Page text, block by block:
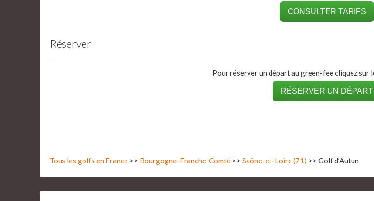
CONSULTER TARIFS
Réserver
Pour réserver un départ au green-fee cliquez sur
RÉSERVER UN DÉPART
Tous les golfs en France >> Bourgogne-Franche-Comté >> Saône-et-Loire (71) >> Golf d’Autun